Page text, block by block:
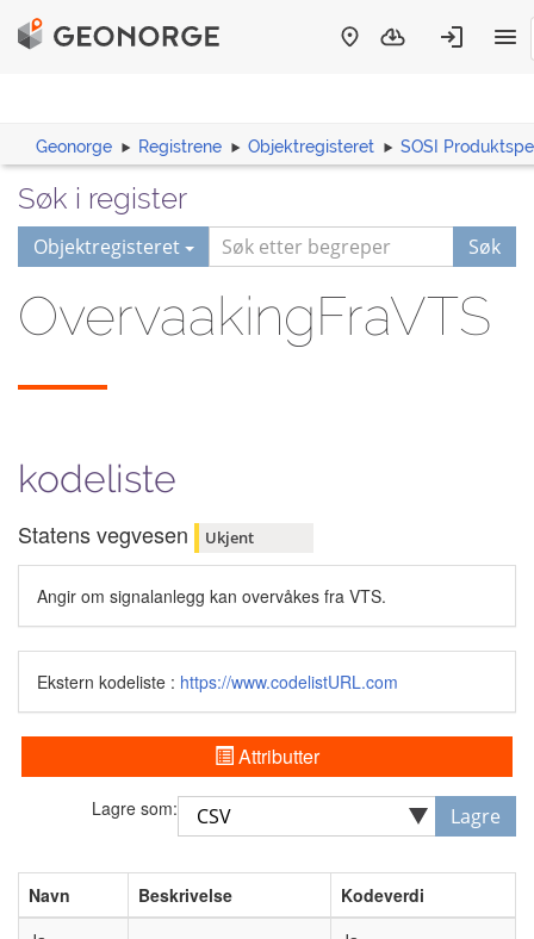
Geonorge Registrene Objektregisteret SOSI
Søk i register
Objektregisteret Søk
OvervaakingFraVTS
kodeliste
Statens vegvesen Ukjent
Angir om signalanlegg kan overvåkes fra VTS.
Ekstern kodeliste : https://www.codelistURL.com
Attributter
Lagre som: Lagre
Navn Beskrivelse
Kodeverdi